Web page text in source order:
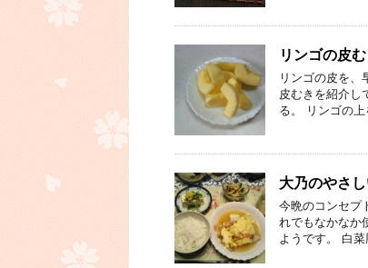
リンゴの皮む
リンゴの皮を、
皮むきを紹介し
る。 リンゴの
大乃のやさ
今晩のコンセプ
れでもなかなか
ようです。 白